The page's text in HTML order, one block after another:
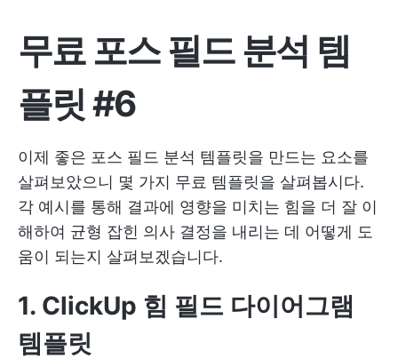
무료 포스 필드 분석 템
플릿 #6
이제 좋은 포스 필드 분석 템플릿을 만드는 요소를
살펴보았으니 몇 가지 무료 템플릿을 살펴봅시다.
각 예시를 통해 결과에 영향을 미치는 힘을 더 잘 이
해하여 균형 잡힌 의사 결정을 내리는 데 어떻게 도
움이 되는지 살펴보겠습니다.
1. ClickUp 힘 필드 다이어그램
템플릿